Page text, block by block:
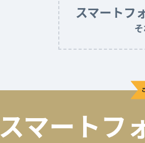
スマートフ
スマートフ